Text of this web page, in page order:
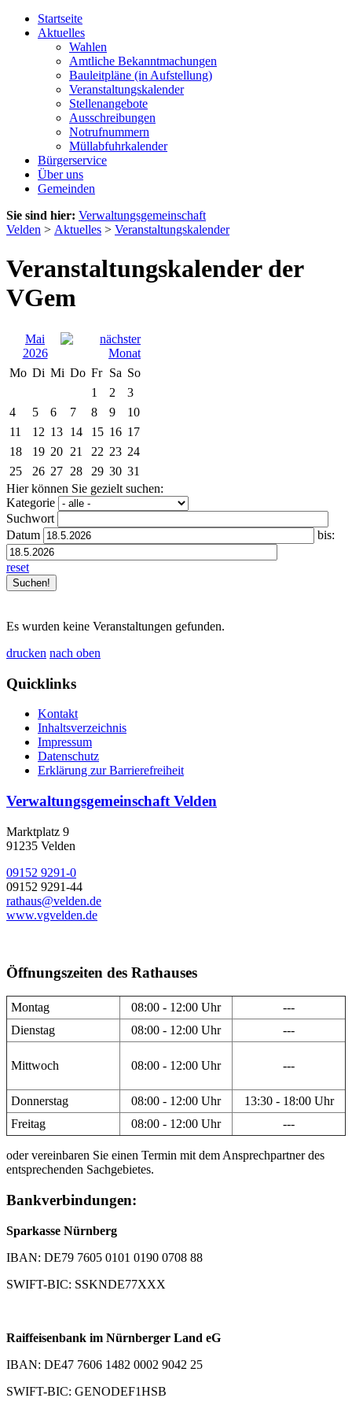
Startseite
Aktuelles
Wahlen
Amtliche Bekanntmachungen
Bauleitpläne (in Aufstellung)
Veranstaltungskalender
Stellenangebote
Ausschreibungen
Notrufnummern
Müllabfuhrkalender
Bürgerservice
Über uns
Gemeinden
Sie sind hier: Verwaltungsgemeinschaft
Velden > Aktuelles > Veranstaltungskalender
Veranstaltungskalender der
VGem
Mai
2026
Mo Di Mi Do Fr Sa So
1
2
3
4
5 6 7 8 9
10
11
12 13 14 15 16 17
18
19 20 21 22 23 24
25
26 27 28 29 30 31
Hier können Sie gezielt suchen:
Kategorie
Suchwort
Datum
bis:
reset
Es wurden keine Veranstaltungen gefunden.
drucken nach oben
Quicklinks
Kontakt
Inhaltsverzeichnis
Impressum
Datenschutz
Erklärung zur Barrierefreiheit
Verwaltungsgemeinschaft Velden
Marktplatz 9
91235 Velden
09152 9291-0
09152 9291-44
rathaus@velden.de
www.vgvelden.de
Öffnungszeiten des Rathauses
Montag 08:00 - 12:00 Uhr
---
Dienstag
08:00 - 12:00 Uhr ---
Mittwoch 08:00 - 12:00 Uhr ---
Donnerstag 08:00 - 12:00 Uhr
13:30 - 18:00 Uhr
Freitag
08:00 - 12:00 Uhr ---
oder vereinbaren Sie einen Termin mit dem Ansprechpartner des
entsprechenden Sachgebietes.
Bankverbindungen:
Sparkasse Nürnberg
IBAN: DE79 7605 0101 0190 0708 88
SWIFT-BIC: SSKNDE77XXX
Raiffeisenbank im Nürnberger Land eG
IBAN: DE47 7606 1482 0002 9042 25
SWIFT-BIC: GENODEF1HSB